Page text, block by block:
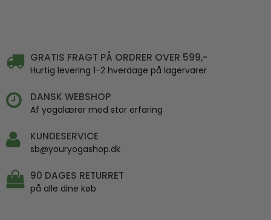
GRATIS FRAGT PÅ ORDRER OVER 599,-
Hurtig levering 1-2 hverdage på lagervarer
DANSK WEBSHOP
Af yogalærer med stor erfaring
KUNDESERVICE
sb@youryogashop.dk
90 DAGES RETURRET
på alle dine køb